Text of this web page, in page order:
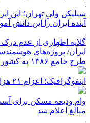
آینده ایران را این دانش
گلایه اطهاری از عدم درک
ایران/ پروژه‌های
طرح جامع ۱۳۸۶ به کشور آسیب زد
اینفوگرافیک؛ اعزام ۲۱ هزار زائر اربعین از آذربایجان‌شرقی
وام ودیعه مسکن برای
مبالغ اعلام شد